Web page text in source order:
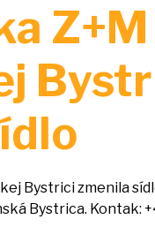
Bystrici zmenila
Bystrica. Kontak: